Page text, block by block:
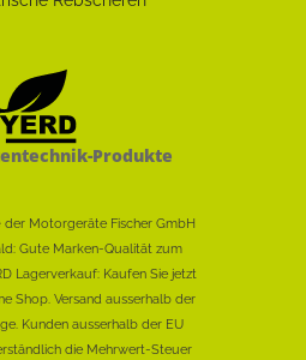
Produkte
der Motorgeräte Fischer GmbH
Gute Marken-Qualität zum
Lagerverkauf: Kaufen Sie jetzt
Shop. Versand ausserhalb der
Kunden ausserhalb der EU
die Mehrwert-Steuer